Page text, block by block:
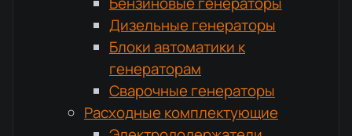
Дизельные генераторы
Блоки автоматики к
генераторам
Сварочные генераторы
Расходные комплектующие